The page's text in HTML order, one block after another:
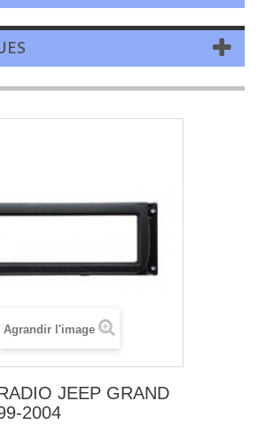
Agrandir l'image
JEEP GRAND
2004